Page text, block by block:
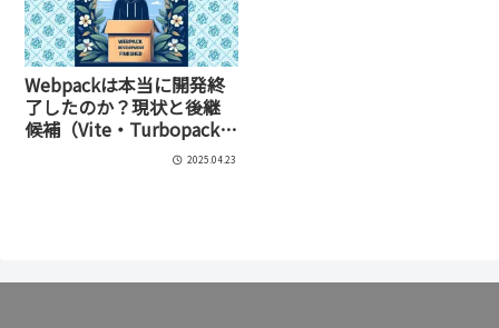
Webpackは本当に開発終
了したのか？現状と後継
候補（Vite・Turbopack）
への移行手順まで全まと
2025.04.23